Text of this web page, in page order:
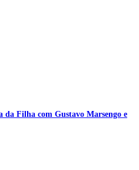
da Filha com Gustavo Marsengo e